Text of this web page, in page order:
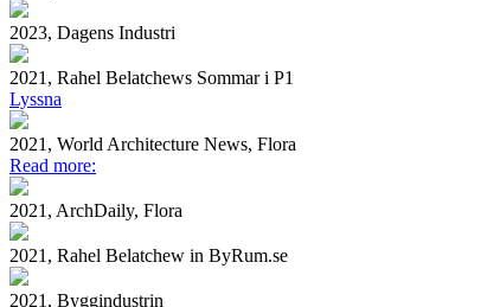
2023, Dagens Industri
2021, Rahel Belatchews Sommar i P1
Lyssna
2021, World Architecture News, Flora
Read more:
2021, ArchDaily, Flora
2021, Rahel Belatchew in ByRum.se
2021, Byggindustrin